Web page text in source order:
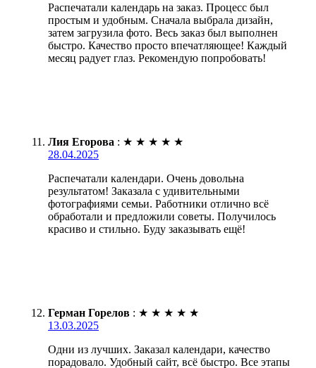
Распечатали календарь на заказ. Процесс был
простым и удобным. Сначала выбрала дизайн,
затем загрузила фото. Весь заказ был выполнен
быстро. Качество просто впечатляющее! Каждый
месяц радует глаз. Рекомендую попробовать!
Лия Егорова : ★ ★ ★ ★ ★
28.04.2025
Распечатали календари. Очень довольна
результатом! Заказала с удивительными
фотографиями семьи. Работники отлично всё
обработали и предложили советы. Получилось
красиво и стильно. Буду заказывать ещё!
Герман Горелов : ★ ★ ★ ★ ★
13.03.2025
Одни из лучших. Заказал календари, качество
порадовало. Удобный сайт, всё быстро. Все этапы